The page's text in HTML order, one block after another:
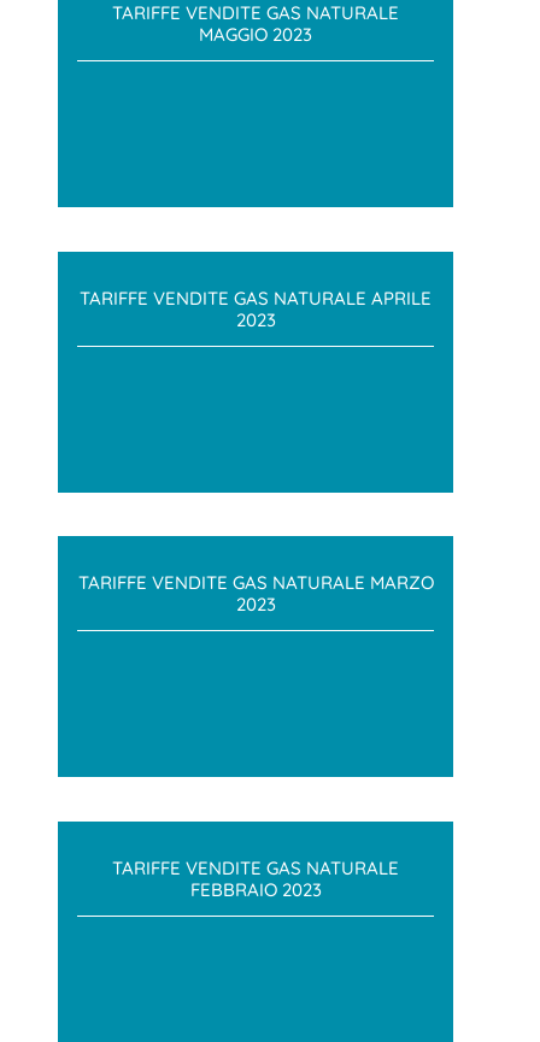
TARIFFE VENDITE GAS NATURALE
MAGGIO 2023
TARIFFE VENDITE GAS NATURALE APRILE
2023
TARIFFE VENDITE GAS NATURALE MARZO
2023
TARIFFE VENDITE GAS NATURALE
FEBBRAIO 2023